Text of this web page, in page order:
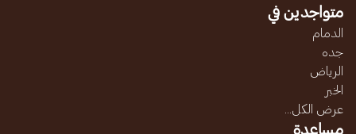
متواجدين في
الدمام
جده
الرياض
الخبر
عرض الكل...
مساعدة